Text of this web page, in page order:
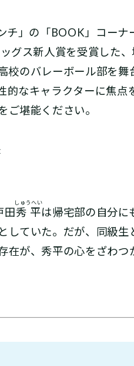
チ」の「BOOK」コーナ
グス新人賞を受賞した、
校のバレーボール部を舞
的なキャラクターに焦点
ご堪能ください。
田秀平
しゅうへい
は帰宅部の自分に
していた。だが、同級生
在が、秀平の心をざわつ